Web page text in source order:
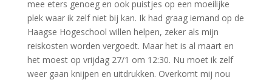
mee eters genoeg en ook puistjes op een moeilijke
plek waar ik zelf niet bij kan. Ik had graag iemand op de
Haagse Hogeschool willen helpen, zeker als mijn
reiskosten worden vergoedt. Maar het is al maart en
het moest op vrijdag 27/1 om 12:30. Nu moet ik zelf
weer gaan knijpen en uitdrukken. Overkomt mij nou